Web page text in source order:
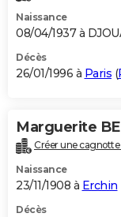
Naissance
08/04/1937 à
Décès
26/01/1996 à Paris (
Marguerite
Créer une cagnotte
Naissance
23/11/1908 à Erchin
Décès